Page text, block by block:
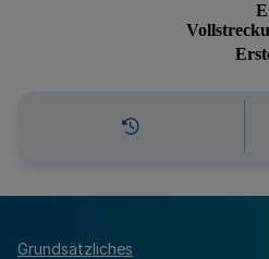
Grundsätzliches